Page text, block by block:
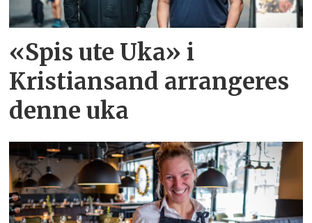
«Spis ute Uka» i
Kristiansand arrangeres
denne uka